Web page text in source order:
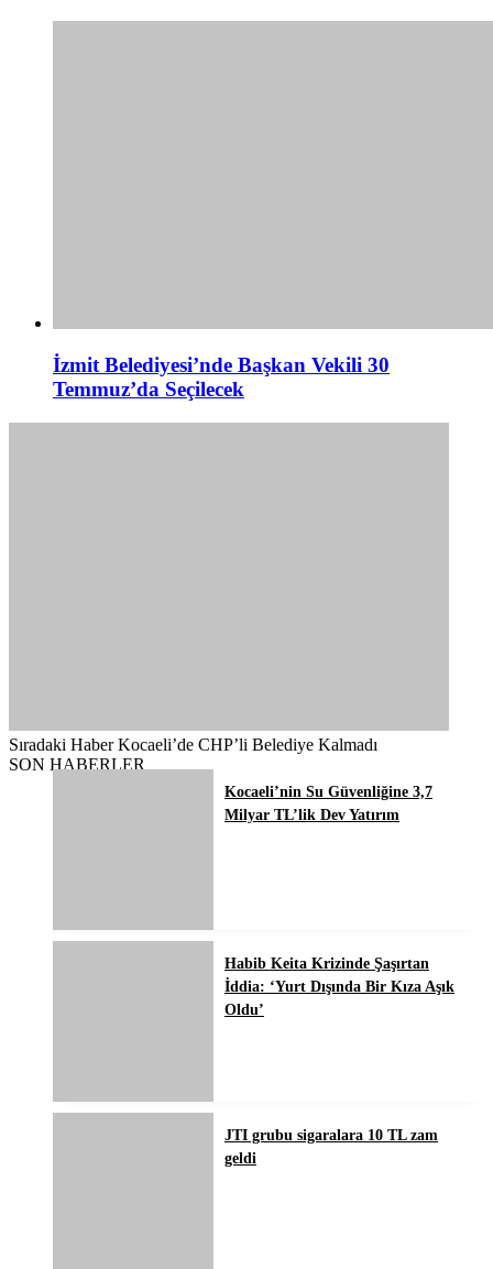
İzmit Belediyesi’nde Başkan Vekili 30
Temmuz’da Seçilecek
Sıradaki Haber Kocaeli’de CHP’li Belediye Kalmadı
SON HABERLER
Kocaeli’nin Su Güvenliğine 3,7
Milyar TL’lik Dev Yatırım
Habib Keita Krizinde Şaşırtan
İddia: ‘Yurt Dışında Bir Kıza Aşık
Oldu’
JTI grubu sigaralara 10 TL zam
geldi